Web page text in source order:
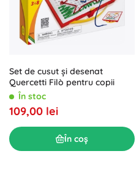
Set de cusut și desenat
Quercetti Filò pentru copii
În stoc
109,00 lei
În coș